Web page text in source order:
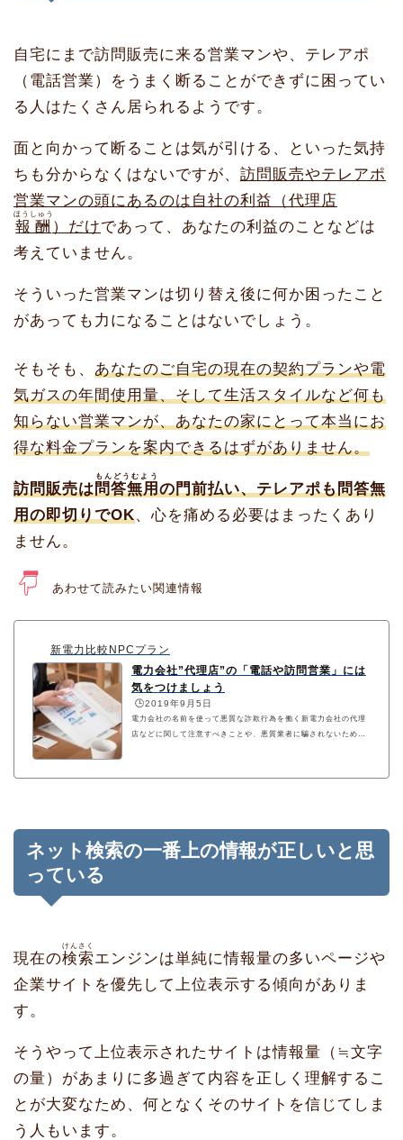
自宅にまで訪問販売に来る営業マンや、テレアポ
（電話営業）をうまく断ることができずに困ってい
る人はたくさん居られるようです。
面と向かって断ることは気が引ける、といった気持
ちも分からなくはないですが、 訪問販売やテレアポ
営業マンの頭にあるのは自社の利益（代理店
報酬
ほうしゅう
）だけであって、あなたの利益のことなどは
考えていません。
そういった営業マンは切り替え後に何か困ったこと
があっても力になることはないでしょう。
そもそも、 あなたのご自宅の現在の契約プランや電
気ガスの年間使用量、そして生活スタイルなど何も
知らない営業マンが、あなたの家にとって本当にお
得な料金プランを案内できるはずがありません。
訪問販売は問答無用
もんどうむよう
の門前払い、テレアポも問答無
用の即切りでOK、心を痛める必要はまったくあり
ません。
あわせて読みたい関連情報
新電力比較NPCプラン
電力会社”代理店”の「電話や訪問営業」には
気をつけましょう
🕒️2019年9月5日
電力会社の名前を使って悪質な詐欺行為を働く新電力会社の代理
店などに関して注意すべきことや、悪質業者に騙されないための
ネット検索の一番上の情報が正しいと思
っている
現在の検索
けんさく
エンジンは単純に情報量の多いページや
企業サイトを優先して上位表示する傾向がありま
す。
そうやって上位表示されたサイトは情報量（≒文字
の量）があまりに多過ぎて内容を正しく理解するこ
とが大変なため、何となくそのサイトを信じてしま
う人もいます。